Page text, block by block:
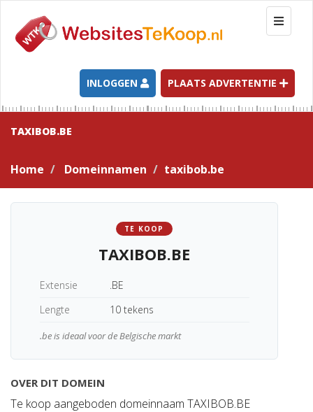
T
o
g
l
e
n
a
t
INLOGGEN PLAATS ADVERTENTIE
TAXIBOB.BE
Home Domeinnamen taxibob.be
TE KOOP
TAXIBOB.BE
Extensie
.BE
Lengte
10 tekens
.be is ideaal voor de Belgische markt
OVER DIT DOMEIN
Te koop aangeboden domeinnaam TAXIBOB.BE